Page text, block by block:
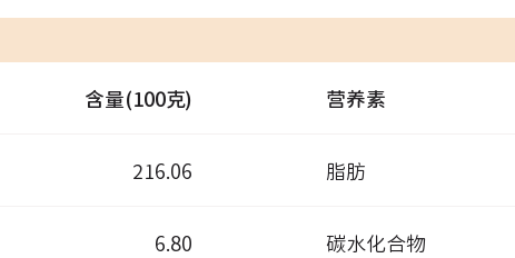
含量(100克) 营养素
216.06 脂肪
6.80 碳水化合物